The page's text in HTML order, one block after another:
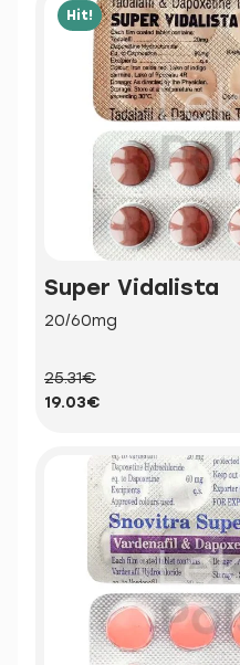
Hit!
Super Vidalista
20/60mg
25.31€
19.03€